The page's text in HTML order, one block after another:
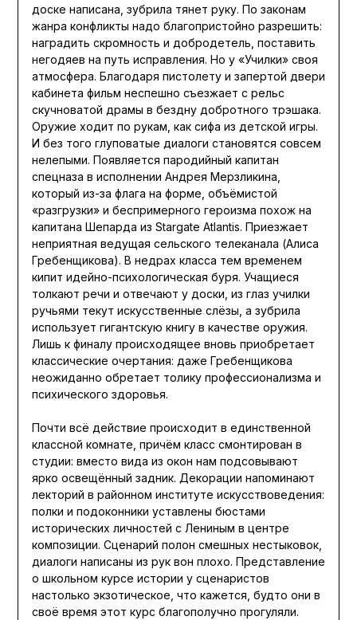
доске написана, зубрила тянет руку. По законам
жанра конфликты надо благопристойно разрешить:
наградить скромность и добродетель, поставить
негодяев на путь исправления. Но у «Училки» своя
атмосфера. Благодаря пистолету и запертой двери
кабинета фильм неспешно съезжает с рельс
скучноватой драмы в бездну добротного трэшака.
Оружие ходит по рукам, как сифа из детской игры.
И без того глуповатые диалоги становятся совсем
нелепыми. Появляется пародийный капитан
спецназа в исполнении Андрея Мерзликина,
который из-за флага на форме, объёмистой
«разгрузки» и беспримерного героизма похож на
капитана Шепарда из Stargate Atlantis. Приезжает
неприятная ведущая сельского телеканала (Алиса
Гребенщикова). В недрах класса тем временем
кипит идейно-психологическая буря. Учащиеся
толкают речи и отвечают у доски, из глаз училки
ручьями текут искусственные слёзы, а зубрила
использует гигантскую книгу в качестве оружия.
Лишь к финалу происходящее вновь приобретает
классические очертания: даже Гребенщикова
неожиданно обретает толику профессионализма и
психического здоровья.
Почти всё действие происходит в единственной
классной комнате, причём класс смонтирован в
студии: вместо вида из окон нам подсовывают
ярко освещённый задник. Декорации напоминают
лекторий в районном институте искусствоведения:
полки и подоконники уставлены бюстами
исторических личностей с Лениным в центре
композиции. Сценарий полон смешных нестыковок,
диалоги написаны из рук вон плохо. Представление
о школьном курсе истории у сценаристов
настолько экзотическое, что кажется, будто они в
своё время этот курс благополучно прогуляли.